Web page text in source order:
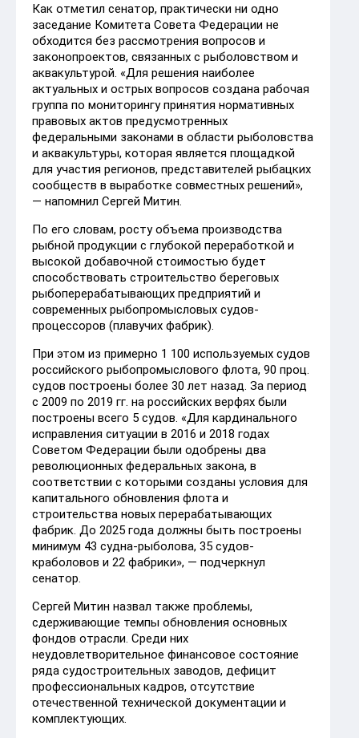
Как отметил сенатор, практически ни одно
заседание Комитета Совета Федерации не
обходится без рассмотрения вопросов и
законопроектов, связанных с рыболовством и
аквакультурой. «Для решения наиболее
актуальных и острых вопросов создана рабочая
группа по мониторингу принятия нормативных
правовых актов предусмотренных
федеральными законами в области рыболовства
и аквакультуры, которая является площадкой
для участия регионов, представителей рыбацких
сообществ в выработке совместных решений»,
— напомнил Сергей Митин.
По его словам, росту объема производства
рыбной продукции с глубокой переработкой и
высокой добавочной стоимостью будет
способствовать строительство береговых
рыбоперерабатывающих предприятий и
современных рыбопромысловых судов-
процессоров (плавучих фабрик).
При этом из примерно 1 100 используемых судов
российского рыбопромыслового флота, 90 проц.
судов построены более 30 лет назад. За период
с 2009 по 2019 гг. на российских верфях были
построены всего 5 судов. «Для кардинального
исправления ситуации в 2016 и 2018 годах
Советом Федерации были одобрены два
революционных федеральных закона, в
соответствии с которыми созданы условия для
капитального обновления флота и
строительства новых перерабатывающих
фабрик. До 2025 года должны быть построены
минимум 43 судна-рыболова, 35 судов-
краболовов и 22 фабрики», — подчеркнул
сенатор.
Сергей Митин назвал также проблемы,
сдерживающие темпы обновления основных
фондов отрасли. Среди них
неудовлетворительное финансовое состояние
ряда судостроительных заводов, дефицит
профессиональных кадров, отсутствие
отечественной технической документации и
комплектующих.